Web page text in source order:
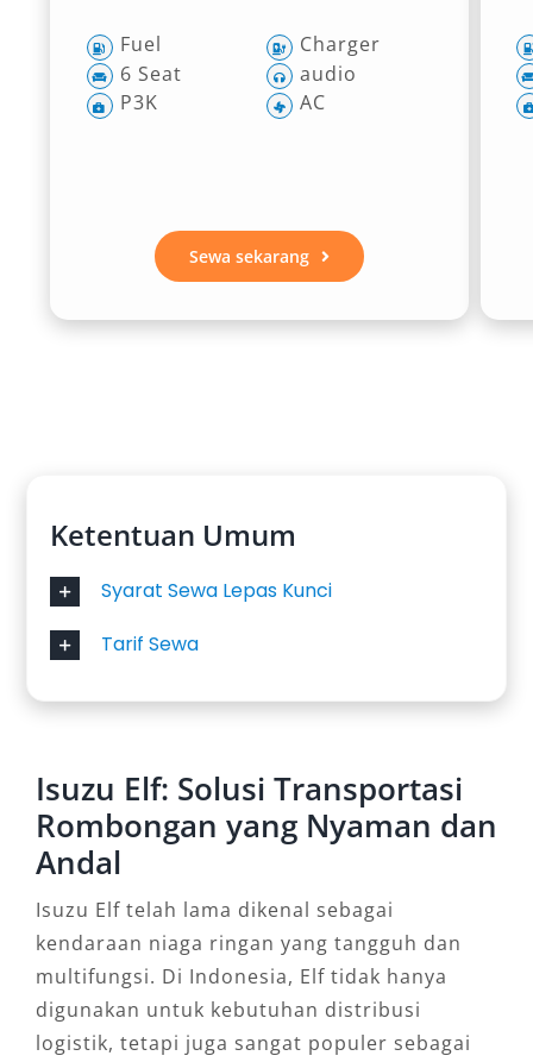
Fuel
6 Seat
P3K
Charger
audio
AC
Sewa sekarang
Ketentuan Umum
Syarat Sewa Lepas Kunci
Tarif Sewa
Isuzu Elf: Solusi Transportasi
Rombongan yang Nyaman dan
Andal
Isuzu Elf telah lama dikenal sebagai
kendaraan niaga ringan yang tangguh dan
multifungsi. Di Indonesia, Elf tidak hanya
digunakan untuk kebutuhan distribusi
logistik, tetapi juga sangat populer sebagai